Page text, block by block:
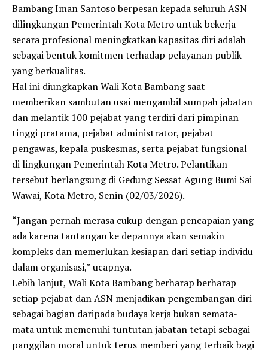
Bambang Iman Santoso berpesan kepada seluruh ASN
dilingkungan Pemerintah Kota Metro untuk bekerja
secara profesional meningkatkan kapasitas diri adalah
sebagai bentuk komitmen terhadap pelayanan publik
yang berkualitas.
Hal ini diungkapkan Wali Kota Bambang saat
memberikan sambutan usai mengambil sumpah jabatan
dan melantik 100 pejabat yang terdiri dari pimpinan
tinggi pratama, pejabat administrator, pejabat
pengawas, kepala puskesmas, serta pejabat fungsional
di lingkungan Pemerintah Kota Metro. Pelantikan
tersebut berlangsung di Gedung Sessat Agung Bumi Sai
Wawai, Kota Metro, Senin (02/03/2026).
“Jangan pernah merasa cukup dengan pencapaian yang
ada karena tantangan ke depannya akan semakin
kompleks dan memerlukan kesiapan dari setiap individu
dalam organisasi,” ucapnya.
Lebih lanjut, Wali Kota Bambang berharap berharap
setiap pejabat dan ASN menjadikan pengembangan diri
sebagai bagian daripada budaya kerja bukan semata-
mata untuk memenuhi tuntutan jabatan tetapi sebagai
panggilan moral untuk terus memberi yang terbaik bagi